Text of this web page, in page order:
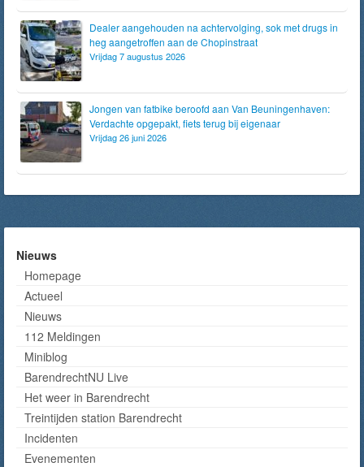
Dealer aangehouden na achtervolging, sok met drugs in
heg aangetroffen aan de Chopinstraat
Vrijdag 7 augustus 2026
Jongen van fatbike beroofd aan Van Beuningenhaven:
Verdachte opgepakt, fiets terug bij eigenaar
Vrijdag 26 juni 2026
Nieuws
Homepage
Actueel
Nieuws
112 Meldingen
Miniblog
BarendrechtNU Live
Het weer in Barendrecht
Treintijden station Barendrecht
Incidenten
Evenementen